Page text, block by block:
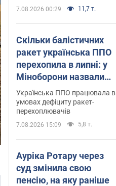
7.08.2026 00:29 11,7 т.
Скільки балістичних
ракет українська ППО
перехопила в липні: у
Міноборони назвали
цифру
Українська ППО працювала в
умовах дефіциту ракет-
перехоплювачів
7.08.2026 15:09 5,8 т.
Ауріка Ротару через
суд змінила свою
пенсію, на яку раніше